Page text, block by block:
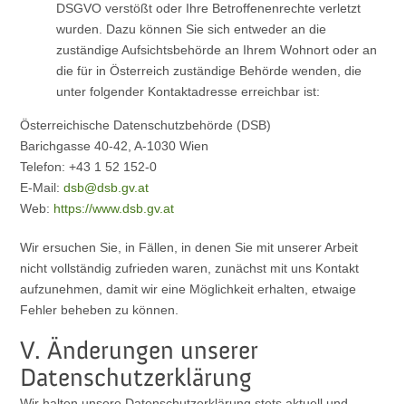
DSGVO verstößt oder Ihre Betroffenenrechte verletzt
wurden. Dazu können Sie sich entweder an die
zuständige Aufsichtsbehörde an Ihrem Wohnort oder an
die für in Österreich zuständige Behörde wenden, die
unter folgender Kontaktadresse erreichbar ist:
Österreichische Datenschutzbehörde (DSB)
Barichgasse 40-42, A-1030 Wien
Telefon: +43 1 52 152-0
E-Mail:dsb@dsb.gv.at
Web: https://www.dsb.gv.at
Wir ersuchen Sie, in Fällen, in denen Sie mit unserer Arbeit
nicht vollständig zufrieden waren, zunächst mit uns Kontakt
aufzunehmen, damit wir eine Möglichkeit erhalten, etwaige
Fehler beheben zu können.
V. Änderungen unserer
Datenschutzerklärung